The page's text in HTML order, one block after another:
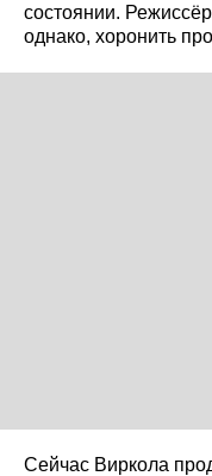
состоянии.
однако, хоронить
Сейчас Виркола